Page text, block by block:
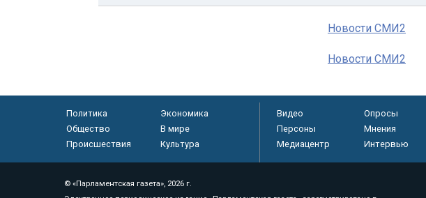
Новости СМИ2
Новости СМИ2
Политика
Экономика
Общество
В мире
Происшествия
Культура
Видео Опросы
Персоны
Мнения
Медиацентр
Интервью
© «Парламентская газета», 2026 г.